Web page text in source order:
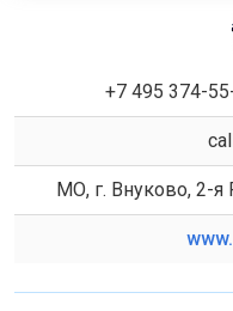
+7 495 374-
МО, г. Внуково, 2-я